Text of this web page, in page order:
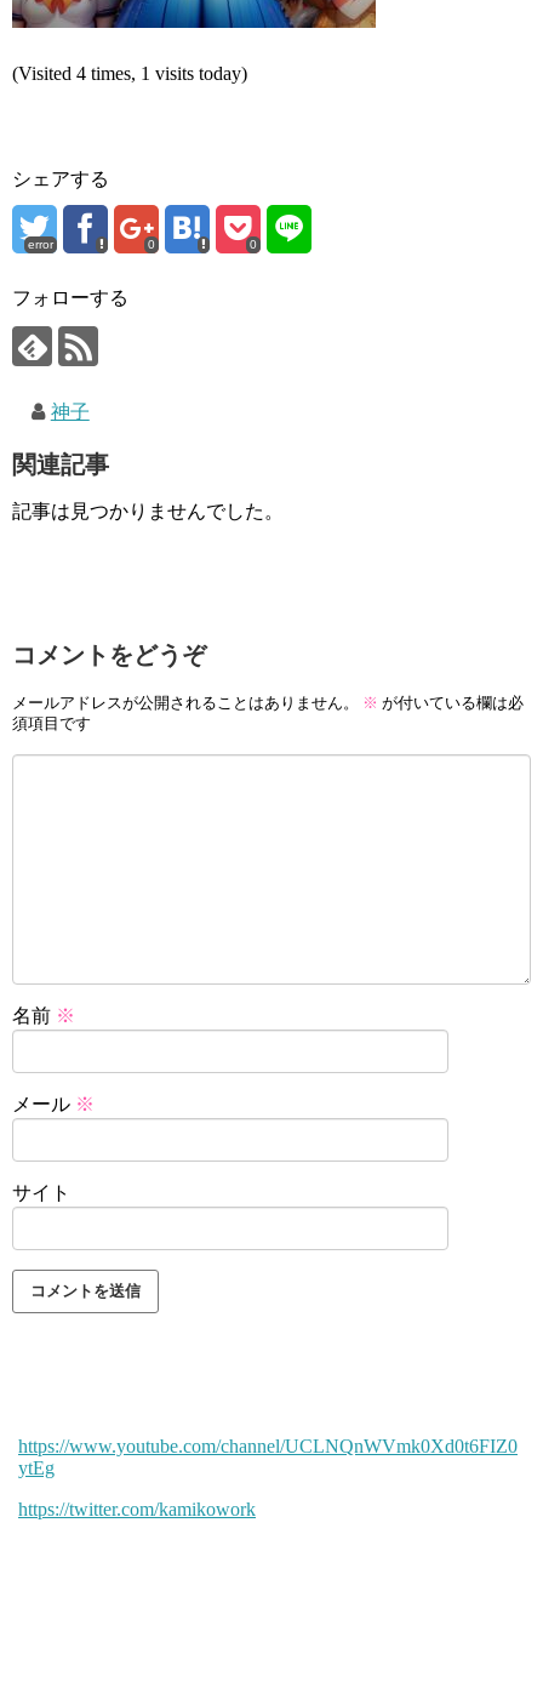
(Visited 4 times, 1 visits today)
シェアする
error 0 0
フォローする
神子
関連記事
記事は見つかりませんでした。
コメントをどうぞ
メールアドレスが公開されることはありません。 ※ が付いている欄は必
須項目です
名前 ※
メール ※
サイト
https://www.youtube.com/channel/UCLNQnWVmk0Xd0t6FIZ0
ytEg
https://twitter.com/kamikowork